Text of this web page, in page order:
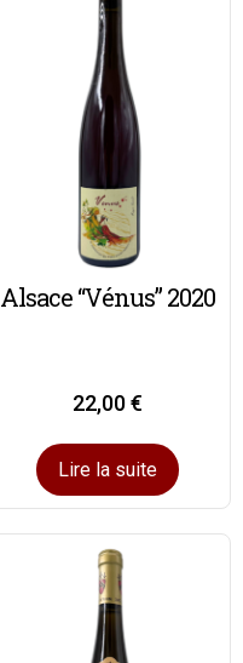
Alsace “Vénus” 2020
22,00€
Lire la suite